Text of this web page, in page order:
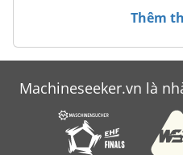
Thêm
Machineseeker.vn là